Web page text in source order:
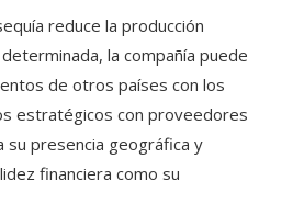
reduce la producción
la compañía puede
de otros países con los
estratégicos con proveedores
su presencia geográfica y
financiera como su